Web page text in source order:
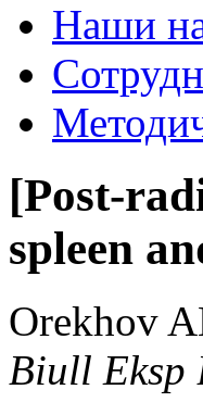
Наши
[Post-
spleen
Orekhov
Biull Eksp